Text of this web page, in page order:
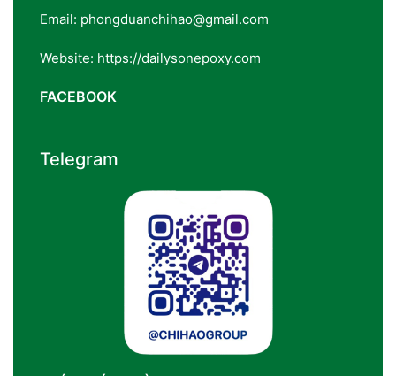
Email: phongduanchihao@gmail.com
Website: https://dailysonepoxy.com
FACEBOOK
Telegram